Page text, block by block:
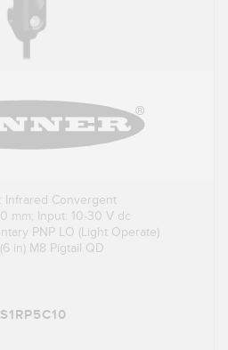
Infrared Convergent
mm; Input: 10-30 V dc
PNP LO (Light Operate)
in) M8 Pigtail QD